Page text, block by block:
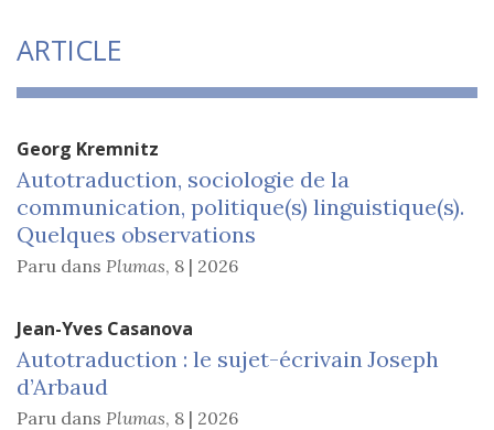
ARTICLE
Georg Kremnitz
Autotraduction, sociologie de la
communication, politique(s) linguistique(s).
Quelques observations
Paru dans Plumas, 8 | 2026
Jean-Yves Casanova
Autotraduction : le sujet-écrivain Joseph
d’Arbaud
Paru dans Plumas, 8 | 2026